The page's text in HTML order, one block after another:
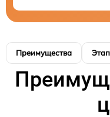
Преимущества